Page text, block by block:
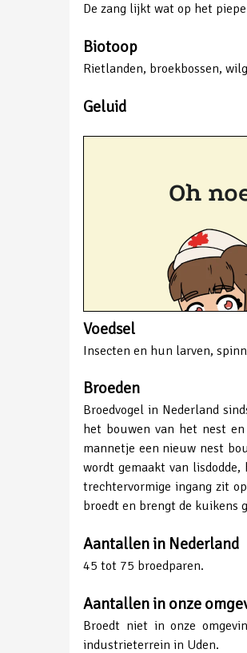
De zang lijkt wat op het
Biotoop
Rietlanden, broekbossen,
Geluid
Voedsel
Insecten en hun larven,
Broeden
Broedvogel in Nederland
het bouwen van het nest
mannetje een nieuw nest
wordt gemaakt van
trechtervormige ingang zit
broedt en brengt de kuikens
Aantallen in Nederland
45 tot 75 broedparen.
Aantallen in onze
Broedt niet in onze
industrieterrein in Uden.